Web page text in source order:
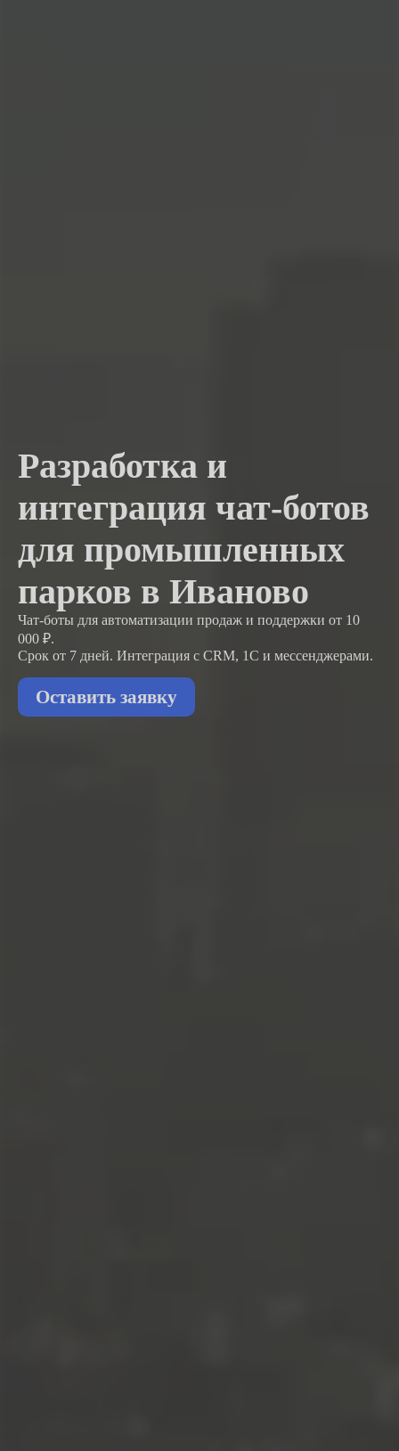
Разработка и
интеграция чат-ботов
для промышленных
парков в Иваново
Чат-боты для автоматизации продаж и поддержки от 10
000 ₽.
Срок от 7 дней. Интеграция с CRM, 1С и мессенджерами.
Оставить заявку